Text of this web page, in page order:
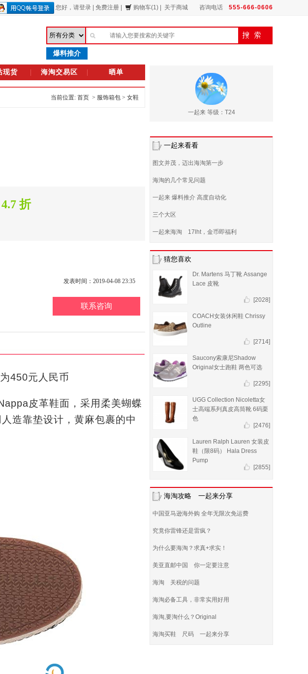
您好， 请登录 免费注册 购物车(1) 关于商城 咨询电话 555-666-0606
爆料推介
现货 海淘交易区 晒单
当前位置: 首页 > 服饰箱包 > 女鞋
4.7 折
发表时间：2019-04-08 23:35
联系咨询
450元人民币
皮革鞋面，采用柔美蝴蝶
造靠垫设计，黄麻包裹的中
一起来 等级：T24
一起来看看
图文并茂，迈出海淘第一步
海淘的几个常见问题
一起来 爆料推介 高度自动化
三个大区
一起来海淘 17lht，金币即福利
猜您喜欢
Dr. Martens 马丁靴 Assange
Lace 皮靴
[2028]
COACH女装休闲鞋 Chrissy
Outline
[2714]
Saucony索康尼Shadow
Original女士跑鞋 两色可选
[2295]
UGG Collection Nicoletta女
士高端系列真皮高筒靴 6码栗
色
[2476]
Lauren Ralph Lauren 女装皮
鞋（限8码） Hala Dress
Pump
[2855]
海淘攻略 一起来分享
中国亚马逊海外购 全年无限次免运费
究竟你雷锋还是雷疯？
为什么要海淘？求真+求实！
美亚直邮中国 你一定要注意
海淘 关税的问题
海淘必备工具，非常实用好用
海淘,要淘什么？Original
海淘买鞋 尺码 一起来分享